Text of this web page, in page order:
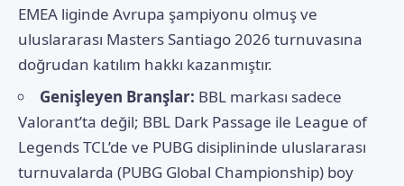
EMEA liginde Avrupa şampiyonu olmuş ve
uluslararası Masters Santiago 2026 turnuvasına
doğrudan katılım hakkı kazanmıştır.
Genişleyen Branşlar: BBL markası sadece
Valorant’ta değil; BBL Dark Passage ile League of
Legends TCL’de ve PUBG disiplininde uluslararası
turnuvalarda (PUBG Global Championship) boy